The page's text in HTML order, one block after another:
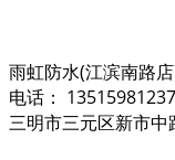
雨虹防水(江滨南路
电话： 13515981237
三明市三元区新市